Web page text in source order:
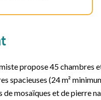
propose 45 chambres
spacieuses (24 m²
de mosaïques et de pierre